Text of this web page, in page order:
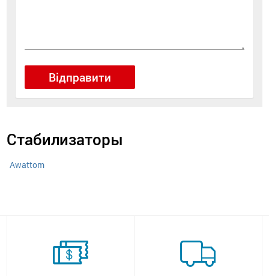
Відправити
Стабилизаторы
Awattom